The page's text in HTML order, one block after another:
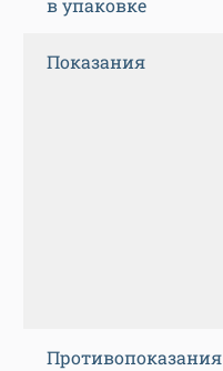
в упаковке
Показания
Противопоказания